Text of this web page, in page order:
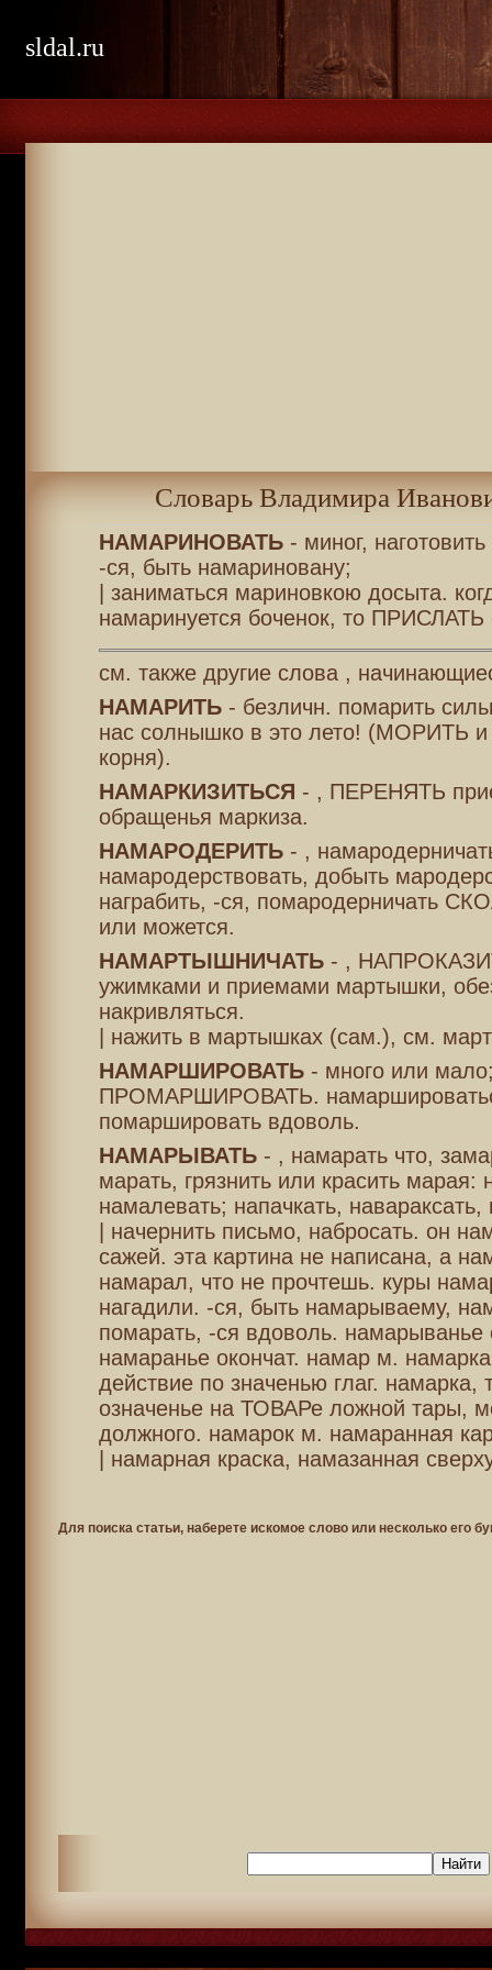
sldal.ru
Словарь Владимира
НАМАРИНОВАТЬ- миног,
-ся, быть намариновану;
| заниматься мариновкою досыта.
намаринуется боченок, то ПРИСЛАТЬ
см. также другие слова ,
НАМАРИТЬ- безличн. помарить
нас солнышко в это лето! (МОРИТЬ
корня).
НАМАРКИЗИТЬСЯ - , ПЕРЕНЯТЬ
обращенья маркиза.
НАМАРОДЕРИТЬ- ,
намародерствовать, добыть
награбить, -ся, помародерничать
или можется.
НАМАРТЫШНИЧАТЬ- ,
ужимками и приемами мартышки,
накривляться.
| нажить в мартышках (сам.), см.
НАМАРШИРОВАТЬ- много или
ПРОМАРШИРОВАТЬ.
помаршировать вдоволь.
НАМАРЫВАТЬ- , намарать что,
марать, грязнить или красить марая:
намалевать; напачкать, навараксать,
| начернить письмо, набросать. он
сажей. эта картина не написана, а
намарал, что не прочтешь. куры
нагадили. -ся, быть намарываему,
помарать, -ся вдоволь. намарыванье
намаранье окончат. намар м.
действие по значенью глаг. намарка,
означенье на ТОВАРе ложной тары,
должного. намарок м. намаранная
| намарная краска, намазанная
Для поиска статьи, наберете искомое слово или несколько его